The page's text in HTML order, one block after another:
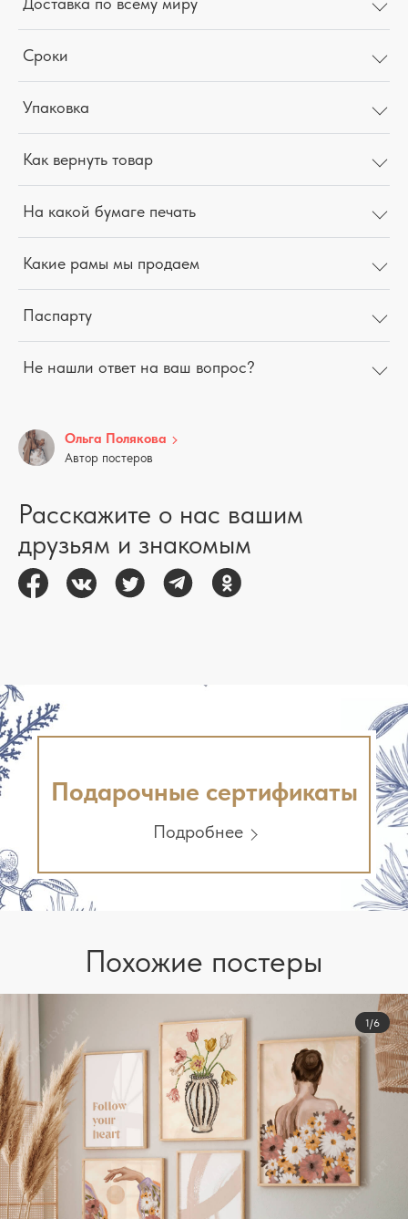
Сроки
Упаковка
Как вернуть товар
На какой бумаге печать
Какие рамы мы продаем
Паспарту
Не нашли ответ на ваш вопрос?
Ольга Полякова
Автор постеров
Расскажите о нас вашим
друзьям и знакомым
Подарочные сертификаты
Подробнее
Похожие постеры
1/6